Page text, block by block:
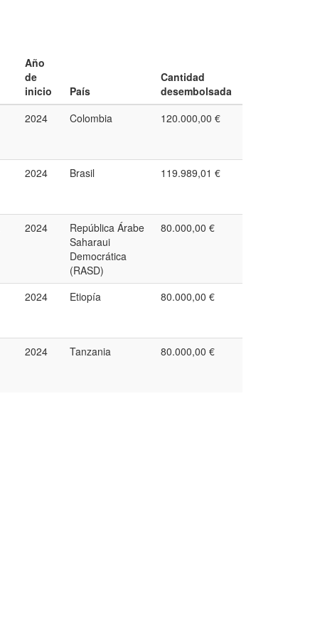
Año
de
inicio
País
Cantidad
desembolsada
2024 Colombia 120.000,00 €
2024 Brasil 119.989,01 €
2024
República Árabe
Saharaui
Democrática
(RASD)
80.000,00 €
2024 Etiopía 80.000,00 €
2024 Tanzania 80.000,00 €